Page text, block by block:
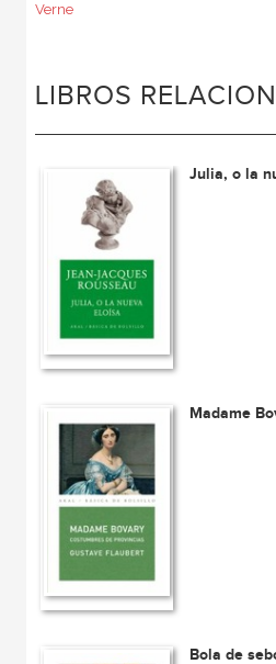
Verne
LIBROS
Julia, o la
Madame
Bola de